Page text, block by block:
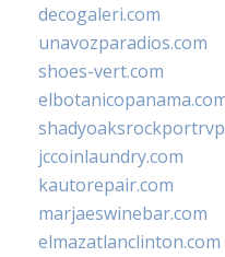
decogaleri.com
unavozparadios.com
shoes-vert.com
jccoinlaundry.com
kautorepair.com
marjaeswinebar.com
elmazatlanclinton.com